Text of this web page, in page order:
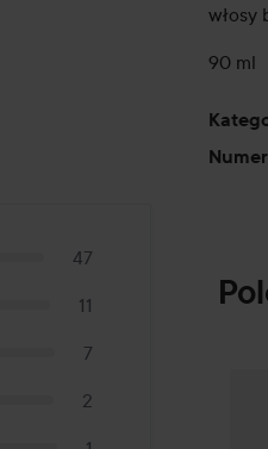
47
11
7
2
włosy
90 ml